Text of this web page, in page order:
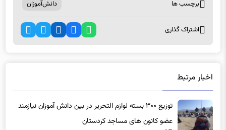
عضو کانون های مساجد کردستان
2 سال پیش